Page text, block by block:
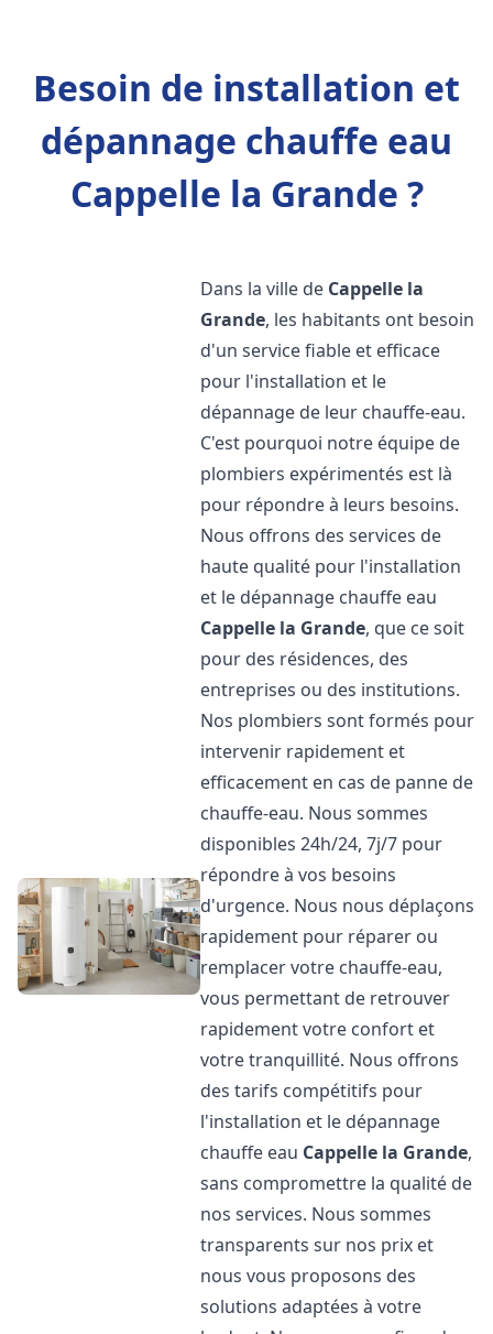
Besoin de installation et
dépannage chauffe eau
Cappelle la Grande ?
Dans la ville de Cappelle la
Grande, les habitants ont besoin
d'un service fiable et efficace
pour l'installation et le
dépannage de leur chauffe-eau.
C'est pourquoi notre équipe de
plombiers expérimentés est là
pour répondre à leurs besoins.
Nous offrons des services de
haute qualité pour l'installation
et le dépannage chauffe eau
Cappelle la Grande, que ce soit
pour des résidences, des
entreprises ou des institutions.
Nos plombiers sont formés pour
intervenir rapidement et
efficacement en cas de panne de
chauffe-eau. Nous sommes
disponibles 24h/24, 7j/7 pour
répondre à vos besoins
d'urgence. Nous nous déplaçons
rapidement pour réparer ou
remplacer votre chauffe-eau,
vous permettant de retrouver
rapidement votre confort et
votre tranquillité. Nous offrons
des tarifs compétitifs pour
l'installation et le dépannage
chauffe eau Cappelle la Grande,
sans compromettre la qualité de
nos services. Nous sommes
transparents sur nos prix et
nous vous proposons des
solutions adaptées à votre